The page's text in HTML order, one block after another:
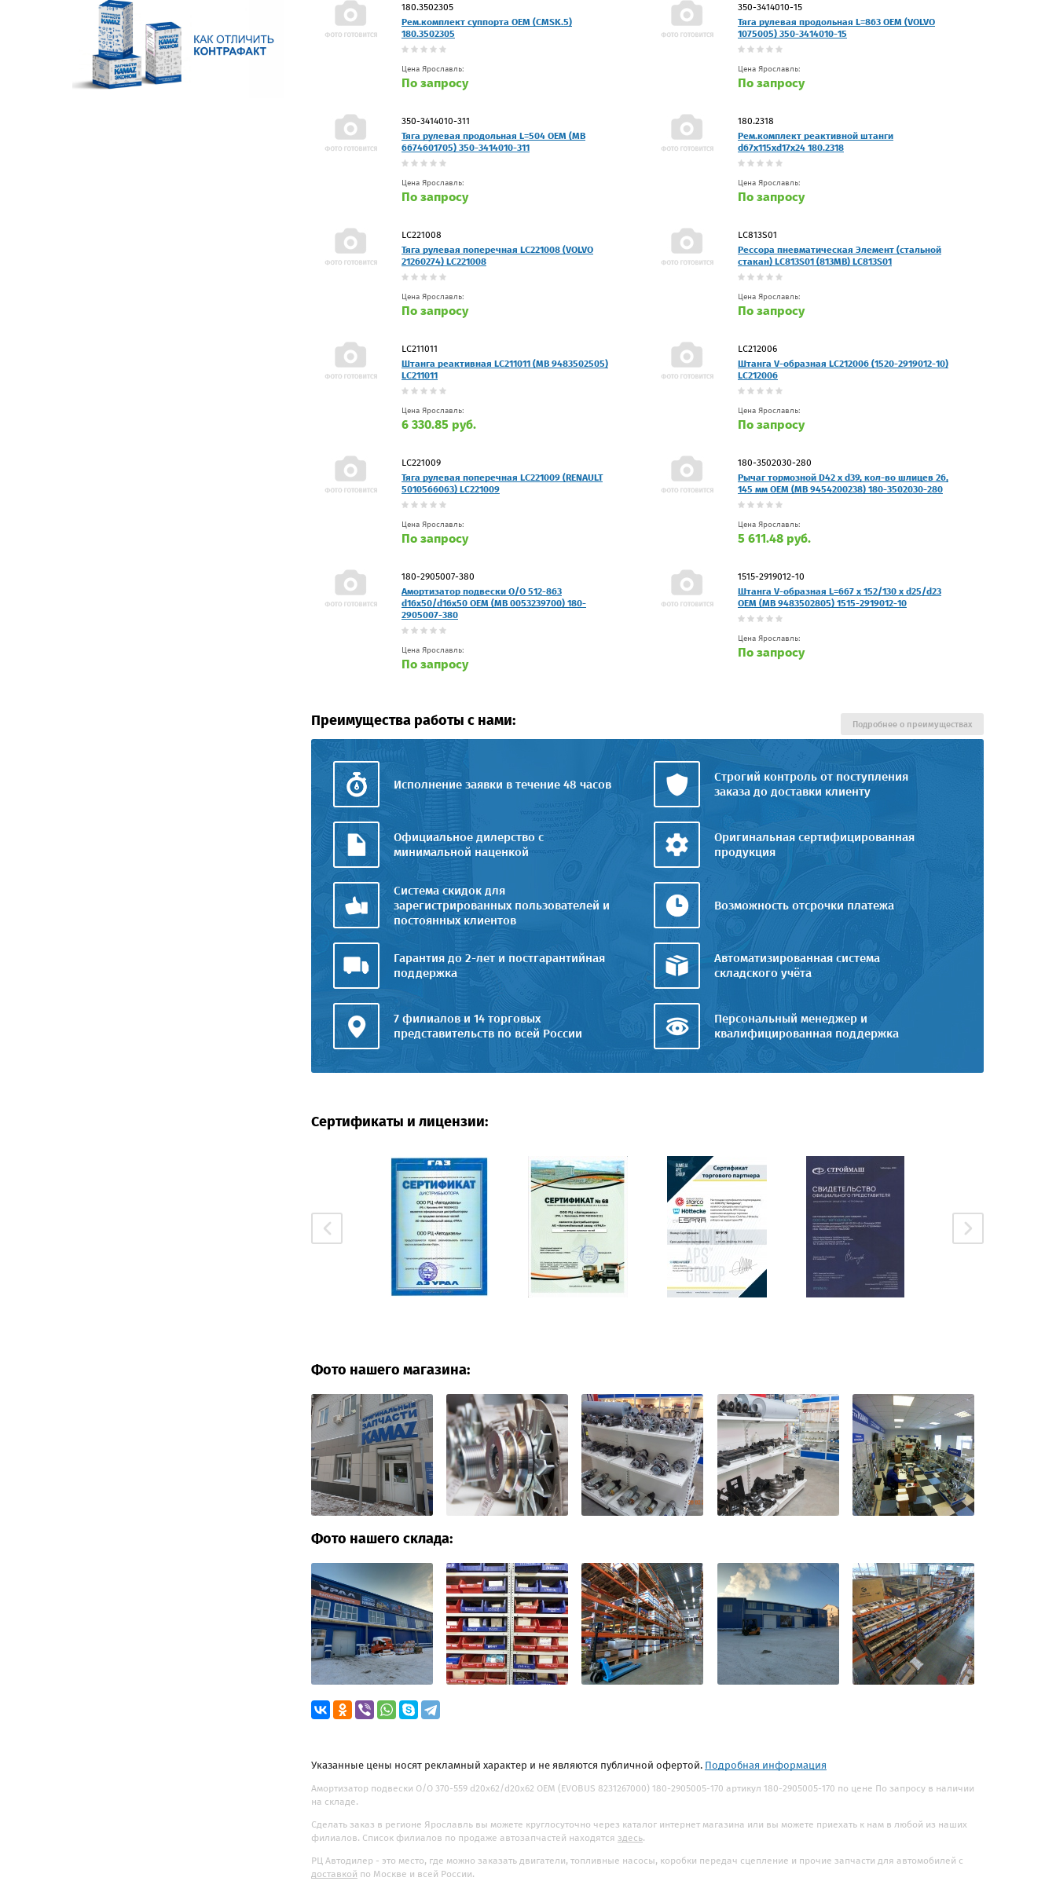
180.3502305
Рем.комплект суппорта OEM (CMSK.5)
180.3502305
Цена Ярославль:
По запросу
350-3414010-15
Тяга рулевая продольная L=863 OEM (VOLVO
1075005) 350-3414010-15
Цена Ярославль:
По запросу
350-3414010-311
Тяга рулевая продольная L=504 OEM (MB
6674601705) 350-3414010-311
Цена Ярославль:
По запросу
180.2318
Рем.комплект реактивной штанги
d67x115xd17x24 180.2318
Цена Ярославль:
По запросу
LC221008
Тяга рулевая поперечная LC221008 (VOLVO
21260274) LC221008
Цена Ярославль:
По запросу
LC813S01
Рессора пневматическая Элемент (стальной
стакан) LC813S01 (813MB) LC813S01
Цена Ярославль:
По запросу
LC211011
Штанга реактивная LC211011 (MB 9483502505)
LC211011
Цена Ярославль:
6 330.85 руб.
LC212006
Штанга V-образная LC212006 (1520-2919012-10)
LC212006
Цена Ярославль:
По запросу
LC221009
Тяга рулевая поперечная LC221009 (RENAULT
5010566063) LC221009
Цена Ярославль:
По запросу
180-3502030-280
Рычаг тормозной D42 x d39, кол-во шлицев 26,
145 мм OEM (MB 9454200238) 180-3502030-280
Цена Ярославль:
5 611.48 руб.
180-2905007-380
Амортизатор подвески O/O 512-863
d16x50/d16x50 OEM (MB 0053239700) 180-
2905007-380
Цена Ярославль:
По запросу
1515-2919012-10
Штанга V-образная L=667 x 152/130 x d25/d23
OEM (MB 9483502805) 1515-2919012-10
Цена Ярославль:
По запросу
Преимущества работы с нами:
Исполнение заявки в течение 48 часов
Строгий контроль от поступления
заказа до доставки клиенту
Официальное дилерство с
минимальной наценкой
Оригинальная сертифицированная
продукция
Система скидок для
зарегистрированных пользователей и
постоянных клиентов
Возможность отсрочки платежа
Гарантия до 2-лет и постгарантийная
поддержка
Автоматизированная система
складского учёта
7 филиалов и 14 торговых
представительств по всей России
Персональный менеджер и
квалифицированная поддержка
Подробнее о преимуществах
Сертификаты и лицензии:
Фото нашего магазина:
Фото нашего склада:
Указанные цены носят рекламный характер и не являются публичной офертой. Подробная информация
Амортизатор подвески O/O 370-559 d20x62/d20x62 OEM (EVOBUS 8231267000) 180-2905005-170 артикул 180-2905005-170 по цене По запросу в наличии
на складе.
Сделать заказ в регионе Ярославль вы можете круглосуточно через каталог интернет магазина или вы можете приехать к нам в любой из наших
филиалов. Список филиалов по продаже автозапчастей находятся здесь.
РЦ Автодилер - это место, где можно заказать двигатели, топливные насосы, коробки передач сцепление и прочие запчасти для автомобилей с
доставкой по Москве и всей России.